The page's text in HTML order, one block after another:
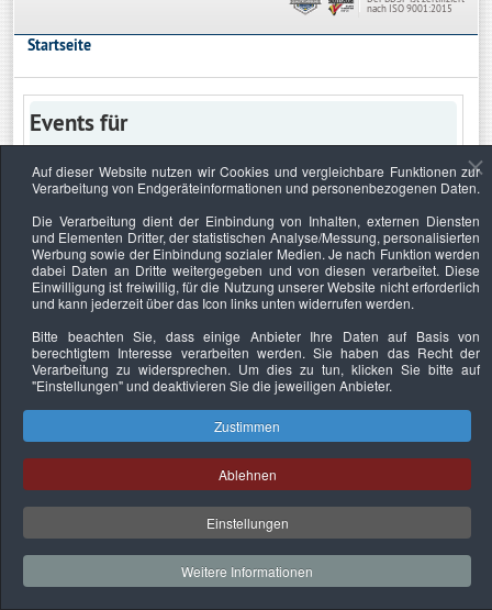
nach ISO 9001:2015
Startseite
Events für
Keine Termine
Datenschutzerklärung Urheberrechtsnachweise Nachhaltigkeit
Copyright © 2026. Bundesverband Deutscher
Sachverständiger und Fachgutachter e.V..
Auf dieser Website nutzen wir Cookies und vergleichbare Funktionen zur
Verarbeitung von Endgeräteinformationen und personenbezogenen Daten.
Die Verarbeitung dient der Einbindung von Inhalten, externen Diensten
und Elementen Dritter, der statistischen Analyse/Messung, personalisierten
Werbung sowie der Einbindung sozialer Medien. Je nach Funktion werden
dabei Daten an Dritte weitergegeben und von diesen verarbeitet. Diese
Einwilligung ist freiwillig, für die Nutzung unserer Website nicht erforderlich
und kann jederzeit über das Icon links unten widerrufen werden.
Bitte beachten Sie, dass einige Anbieter Ihre Daten auf Basis von
berechtigtem Interesse verarbeiten werden. Sie haben das Recht der
Verarbeitung zu widersprechen. Um dies zu tun, klicken Sie bitte auf
"Einstellungen"und deaktivieren Sie die jeweiligen Anbieter.
Zustimmen
Ablehnen
Einstellungen
Weitere Informationen